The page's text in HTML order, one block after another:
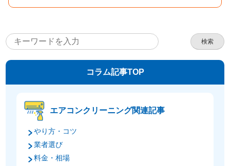
検索
コラム記事TOP
エアコンクリーニング関連記事
やり方・コツ
業者選び
料金・相場